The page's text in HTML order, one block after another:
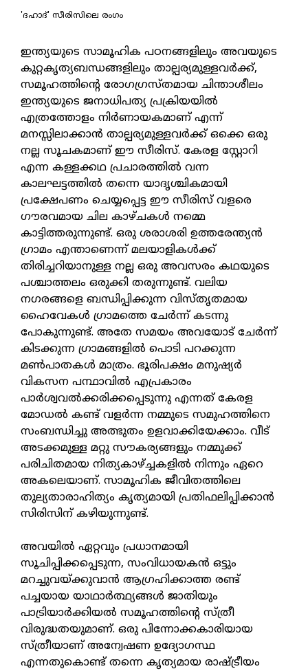
'ദഹാദ്' സീരിസിലെ രംഗം
ഇന്ത്യയുടെ സാമൂഹിക പഠനങ്ങളിലും അവയുടെ
കുറ്റകൃത്യബന്ധങ്ങളിലും താല്പര്യമുള്ളവർക്ക്,
സമൂഹത്തിന്റെ രോഗഗ്രസ്തമായ ചിന്താശീലം
ഇന്ത്യയുടെ ജനാധിപത്യ പ്രക്രിയയിൽ
എത്രത്തോളം നിർണായകമാണ് എന്ന്
മനസ്സിലാക്കാൻ താല്പര്യമുള്ളവർക്ക് ഒക്കെ ഒരു
നല്ല സൂചകമാണ് ഈ സീരിസ്. കേരള സ്റ്റോറി
എന്ന കള്ളക്കഥ പ്രചാരത്തിൽ വന്ന
കാലഘട്ടത്തിൽ തന്നെ യാദൃശ്ചികമായി
പ്രക്ഷേപണം ചെയ്യപ്പെട്ട ഈ സീരിസ് വളരെ
ഗൗരവമായ ചില കാഴ്ചകൾ നമ്മെ
കാട്ടിത്തരുന്നുണ്ട്. ഒരു ശരാശരി ഉത്തരേന്ത്യൻ
ഗ്രാമം എന്താണെന്ന് മലയാളികൾക്ക്
തിരിച്ചറിയാനുള്ള നല്ല ഒരു അവസരം കഥയുടെ
പശ്ചാത്തലം ഒരുക്കി തരുന്നുണ്ട്. വലിയ
നഗരങ്ങളെ ബന്ധിപ്പിക്കുന്ന വിസ്തൃതമായ
ഹൈവേകൾ ഗ്രാമത്തെ ചേർന്ന് കടന്നു
പോകുന്നുണ്ട്. അതേ സമയം അവയോട് ചേർന്ന്
കിടക്കുന്ന ഗ്രാമങ്ങളിൽ പൊടി പറക്കുന്ന
മൺപാതകൾ മാത്രം. ഭൂരിപക്ഷം മനുഷ്യർ
വികസന പന്ഥാവിൽ എപ്രകാരം
പാർശ്വവൽക്കരിക്കപ്പെടുന്നു എന്നത് കേരള
മോഡൽ കണ്ട് വളർന്ന നമ്മുടെ സമുഹത്തിനെ
സംബന്ധിച്ചു അത്ഭുതം ഉളവാക്കിയേക്കാം. വീട്
അടക്കമുള്ള മറ്റു സൗകര്യങ്ങളും നമ്മുക്ക്
പരിചിതമായ നിത്യകാഴ്‌ച്ചകളിൽ നിന്നും ഏറെ
അകലെയാണ്. സാമൂഹിക ജീവിതത്തിലെ
തുല്യതാരാഹിത്യം കൃത്യമായി പ്രതിഫലിപ്പിക്കാൻ
സിരിസിന് കഴിയുന്നുണ്ട്.
അവയിൽ ഏറ്റവും പ്രധാനമായി
സൂചിപ്പിക്കപ്പെടുന്ന, സംവിധായകൻ ഒട്ടും
മറച്ചുവയ്ക്കുവാൻ ആഗ്രഹിക്കാത്ത രണ്ട്
പച്ചയായ യാഥാർത്ഥ്യങ്ങൾ ജാതിയും
പാട്രിയാർക്കിയൽ സമൂഹത്തിന്റെ സ്ത്രീ
വിരുദ്ധതയുമാണ്. ഒരു പിന്നോക്കകാരിയായ
സ്ത്രീയാണ് അന്വേഷണ ഉദ്യോഗസ്ഥ
എന്നതുകൊണ്ട് തന്നെ കൃത്യമായ രാഷ്ട്രീയം